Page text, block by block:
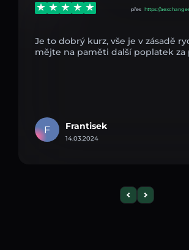
přes https://
Je to dobrý kurz, vše je v zásadě
mějte na paměti další poplatek za
F Frantisek
14.03.2024